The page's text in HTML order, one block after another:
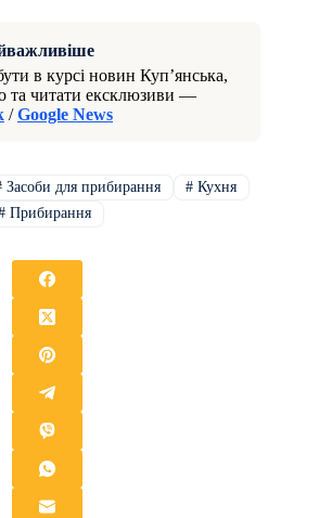
в курсі новин Куп’янська,
та читати ексклюзиви —
/Google News
Засоби для прибирання # Кухня
Прибирання